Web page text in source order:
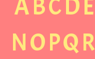
ABCDE
NOPQR